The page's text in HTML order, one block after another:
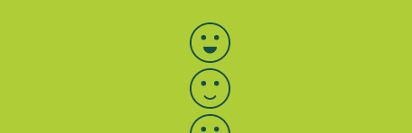
Bewertung auswählen